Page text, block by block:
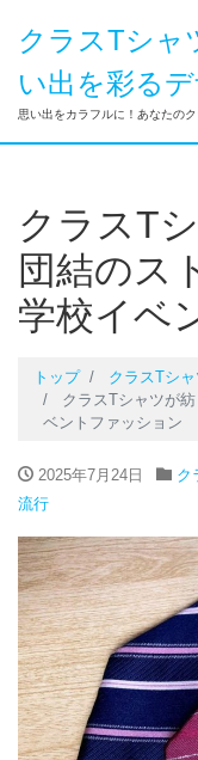
クラスTシャ
い出を彩る
思い出をカラフルに！あなたの
クラスT
団結のス
学校イベ
トップ
クラスTシャ
クラスTシャツが
ベントファッション
2025年7月24日 ク
流行